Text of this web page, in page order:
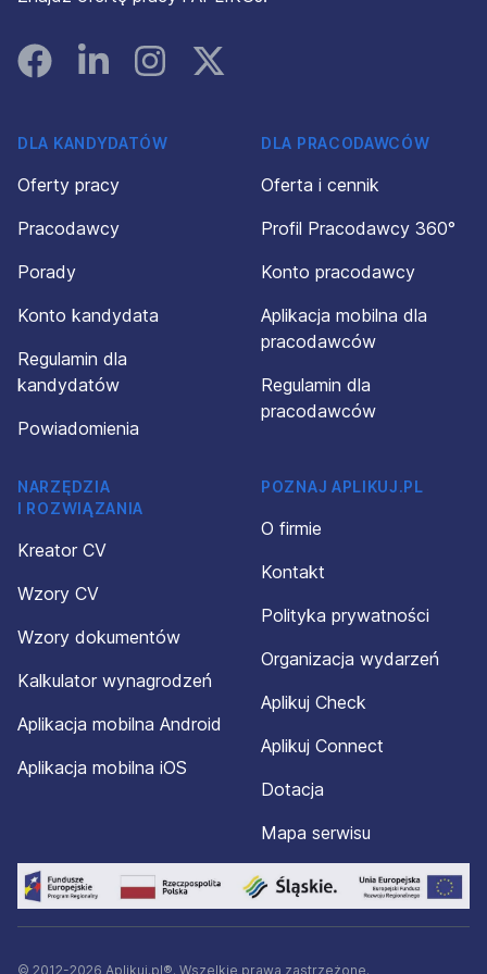
FacebookLinked InInstagramInstagram
DLA KANDYDATÓW
Oferty pracy
Pracodawcy
Porady
Konto kandydata
Regulamin dla
kandydatów
Powiadomienia
DLA PRACODAWCÓW
Oferta i cennik
Profil Pracodawcy 360°
Konto pracodawcy
Aplikacja mobilna dla
pracodawców
Regulamin dla
pracodawców
NARZĘDZIA
I ROZWIĄZANIA
Kreator CV
Wzory CV
Wzory dokumentów
Kalkulator wynagrodzeń
Aplikacja mobilna Android
Aplikacja mobilna iOS
POZNAJ APLIKUJ.PL
O firmie
Kontakt
Polityka prywatności
Organizacja wydarzeń
Aplikuj Check
Aplikuj Connect
Dotacja
Mapa serwisu
© 2012-2026 Aplikuj.pl®. Wszelkie prawa zastrzeżone.